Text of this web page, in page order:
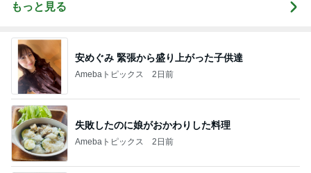
もっと見る
安めぐみ 緊張から盛り上がった子供達
Amebaトピックス 2日前
失敗したのに娘がおかわりした料理
Amebaトピックス 2日前